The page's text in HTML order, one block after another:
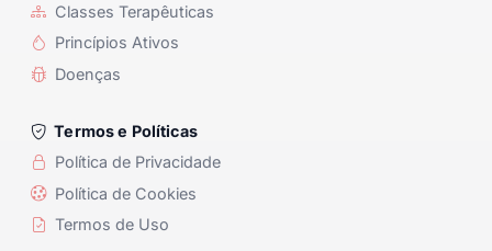
Classes Terapêuticas
Princípios Ativos
Doenças
Termos e Políticas
Política de Privacidade
Política de Cookies
Termos de Uso